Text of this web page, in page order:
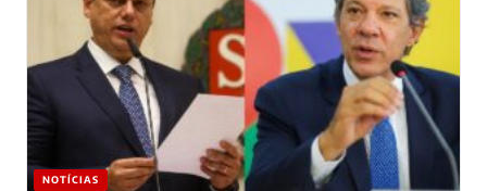
NOTÍCIAS